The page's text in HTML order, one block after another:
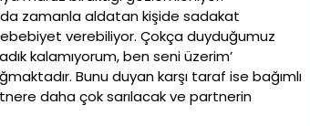
da zamanla aldatan kişide sadakat
verebiliyor. Çokça duyduğumuz
kalamıyorum, ben seni üzerim’
Bunu duyan karşı taraf ise bağımlı
daha çok sarılacak ve partnerin